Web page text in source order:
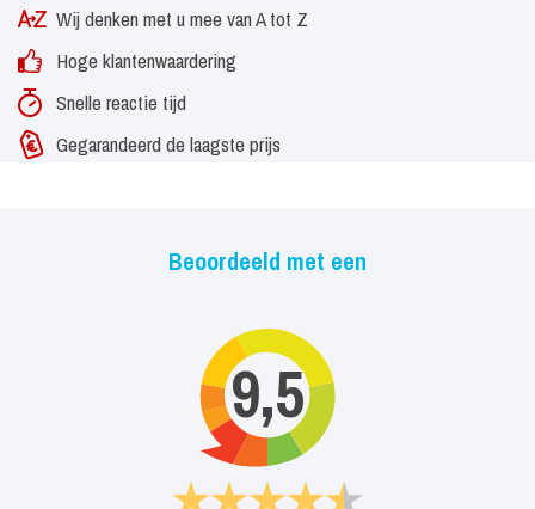
Wij denken met u mee van A tot Z
Hoge klantenwaardering
Snelle reactie tijd
Gegarandeerd de laagste prijs
Beoordeeld met een
9,5